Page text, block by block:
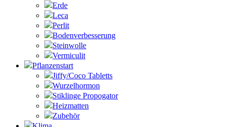
Erde
Leca
Perlit
Bodenverbesserung
Steinwolle
Vermiculit
Pflanzenstart
Jiffy/Coco Tabletts
Wurzelhormon
Stiklinge Propogator
Heizmatten
Zubehör